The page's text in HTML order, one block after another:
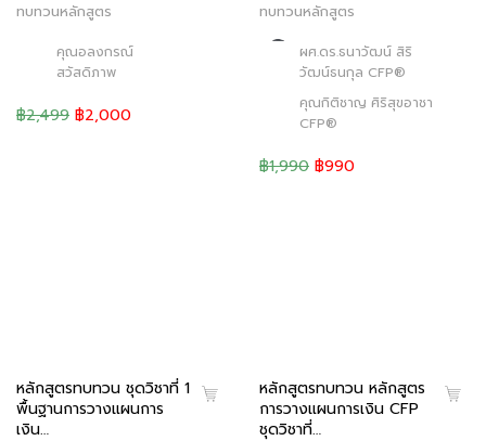
ทบทวนหลักสูตร
คุณอลงกรณ์
สวัสดิภาพ
฿2,499 ฿2,000
ทบทวนหลักสูตร
ผศ.ดร.ธนาวัฒน์ สิริ
วัฒน์ธนกุล CFP®
คุณกิติชาญ ศิริสุขอาชา
CFP®
฿1,990 ฿990
หลักสูตรทบทวน ชุดวิชาที่ 1
พื้นฐานการวางแผนการ
เงิน…
หลักสูตรทบทวน หลักสูตร
การวางแผนการเงิน CFP
ชุดวิชาที่…